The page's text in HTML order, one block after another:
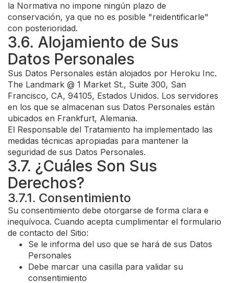
la Normativa no impone ningún plazo de
conservación, ya que no es posible "reidentificarle"
con posterioridad.
3.6. Alojamiento de Sus
Datos Personales
Sus Datos Personales están alojados por Heroku Inc.
The Landmark @ 1 Market St., Suite 300, San
Francisco, CA, 94105, Estados Unidos. Los servidores
en los que se almacenan sus Datos Personales están
ubicados en Frankfurt, Alemania.
El Responsable del Tratamiento ha implementado las
medidas técnicas apropiadas para mantener la
seguridad de sus Datos Personales.
3.7. ¿Cuáles Son Sus
Derechos?
3.7.1. Consentimiento
Su consentimiento debe otorgarse de forma clara e
inequívoca. Cuando acepta cumplimentar el formulario
de contacto del Sitio:
Se le informa del uso que se hará de sus Datos
Personales
Debe marcar una casilla para validar su
consentimiento